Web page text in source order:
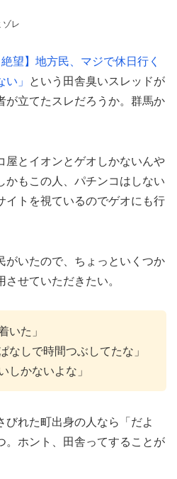
ゾレ
絶望】地方民、マジで休日行く
」 という田舎臭いスレッドが
が立てたスレだろうか。群馬か
屋とイオンとゲオしかないんや
かもこの人、パチンコはしない
イトを視ているのでゲオにも行
がいたので、ちょっといくつか
せていただきたい。
いた」
なしで時間つぶしてたな」
しかないよな」
びれた町出身の人なら「だよ
。ホント、田舎ってすることが